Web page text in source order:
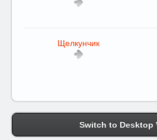
Щелкунчик
Switch to Desktop